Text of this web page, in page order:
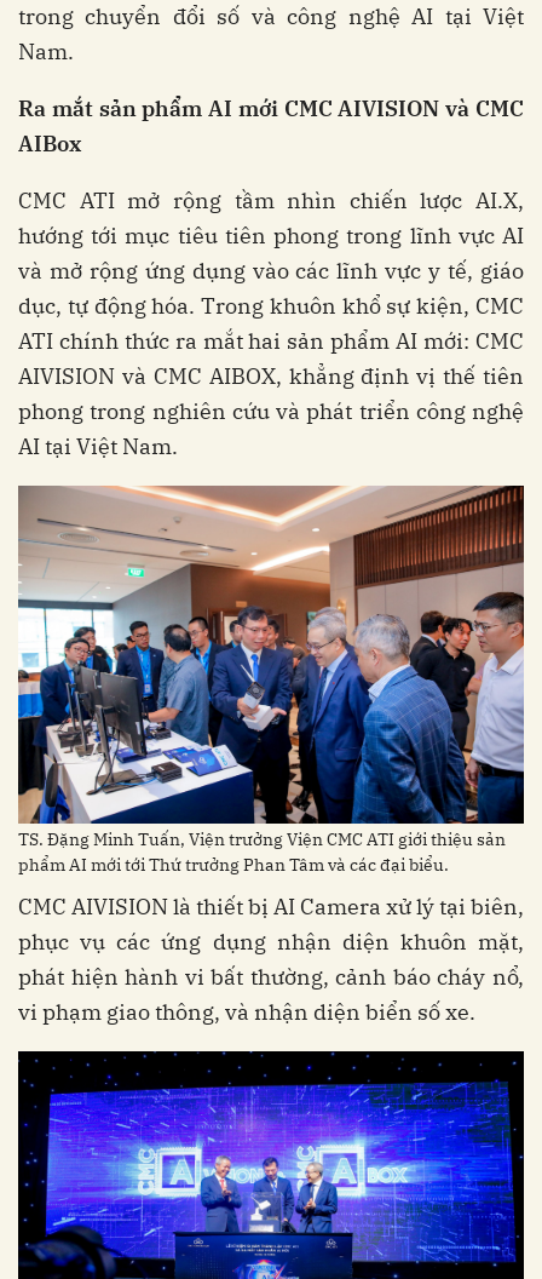
trong chuyển đổi số và công nghệ AI tại Việt
Nam.
Ra mắt sản phẩm AI mới CMC AIVISION và CMC
AIBox
CMC ATI mở rộng tầm nhìn chiến lược AI.X,
hướng tới mục tiêu tiên phong trong lĩnh vực AI
và mở rộng ứng dụng vào các lĩnh vực y tế, giáo
dục, tự động hóa. Trong khuôn khổ sự kiện, CMC
ATI chính thức ra mắt hai sản phẩm AI mới: CMC
AIVISION và CMC AIBOX, khẳng định vị thế tiên
phong trong nghiên cứu và phát triển công nghệ
AI tại Việt Nam.
TS. Đặng Minh Tuấn, Viện trưởng Viện CMC ATI giới thiệu sản
phẩm AI mới tới Thứ trưởng Phan Tâm và các đại biểu.
CMC AIVISION là thiết bị AI Camera xử lý tại biên,
phục vụ các ứng dụng nhận diện khuôn mặt,
phát hiện hành vi bất thường, cảnh báo cháy nổ,
vi phạm giao thông, và nhận diện biển số xe.